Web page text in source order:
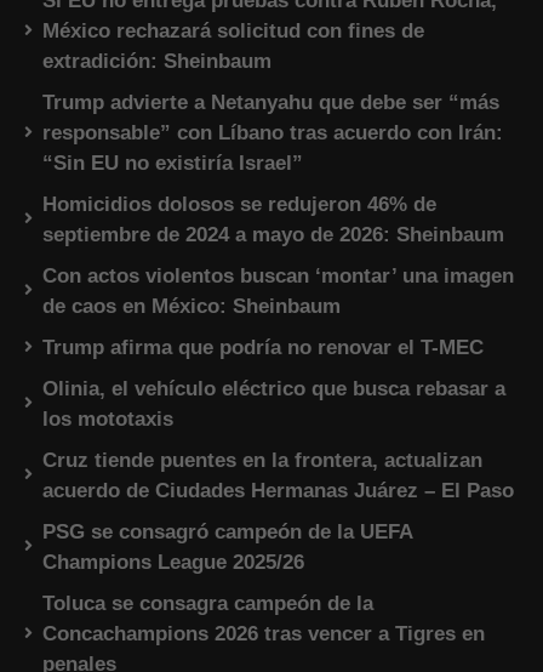
México rechazará solicitud con fines de
extradición: Sheinbaum
Trump advierte a Netanyahu que debe ser “más
responsable” con Líbano tras acuerdo con Irán:
“Sin EU no existiría Israel”
Homicidios dolosos se redujeron 46% de
septiembre de 2024 a mayo de 2026: Sheinbaum
Con actos violentos buscan ‘montar’ una imagen
de caos en México: Sheinbaum
Trump afirma que podría no renovar el T-MEC
Olinia, el vehículo eléctrico que busca rebasar a
los mototaxis
Cruz tiende puentes en la frontera, actualizan
acuerdo de Ciudades Hermanas Juárez – El Paso
PSG se consagró campeón de la UEFA
Champions League 2025/26
Toluca se consagra campeón de la
Concachampions 2026 tras vencer a Tigres en
penales